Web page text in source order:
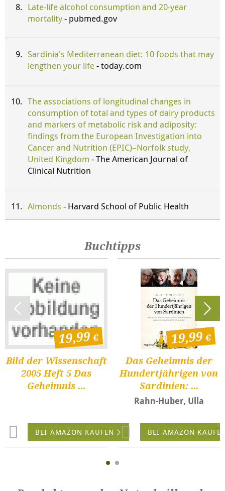
Late-life alcohol consumption and 20-year
mortality- pubmed.gov
Sardinia's Mediterranean diet: 10 foods that may
lengthen your life- today.com
The associations of longitudinal changes in
consumption of total and types of dairy products
and markers of metabolic risk and adiposity:
findings from the European Investigation into
Cancer and Nutrition (EPIC)–Norfolk study,
United Kingdom - The American Journal of
Clinical Nutrition
Almonds - Harvard School of Public Health
Buchtipps
Bild der Wissenschaft
2005 Heft 5 Das
Geheimnis ...
19,99
BEI AMAZON KAUFEN
Das Geheimnis der
Hundertjährigen von
Sardinien: ...
Rahn-Huber, Ulla
19,99
BEI AMAZON